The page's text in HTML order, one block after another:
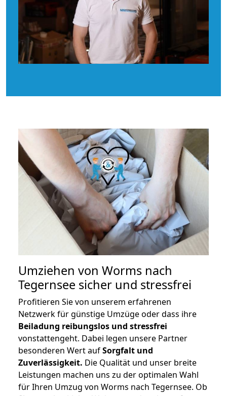
Umziehen von Worms nach
Tegernsee sicher und stressfrei
Profitieren Sie von unserem erfahrenen
Netzwerk für günstige Umzüge oder dass ihre
Beiladung reibungslos und stressfrei
vonstattengeht. Dabei legen unsere Partner
besonderen Wert aufSorgfalt und
Zuverlässigkeit. Die Qualität und unser breite
Leistungen machen uns zu der optimalen Wahl
für Ihren Umzug von Worms nach Tegernsee. Ob